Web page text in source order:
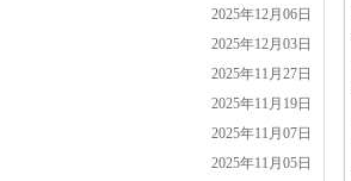
2025年12月06日
2025年12月03日
2025年11月27日
2025年11月19日
2025年11月07日
2025年11月05日